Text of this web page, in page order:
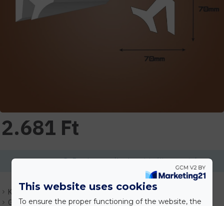
Készlet: Várhatóan 1-3 nap
Gyártó: Indecor
2.681 Ft
Ennek a terméknek a minimális mennyisége 2
This website uses cookies
To ensure the proper functioning of the website, the